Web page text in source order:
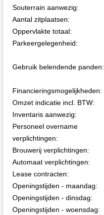
Souterrain aanwezig:
Aantal zitplaatsen:
Oppervlakte totaal:
Parkeergelegenheid:
Gebruik belendende panden:
Financieringsmogelijkheden:
Omzet indicatie incl. BTW:
Inventaris aanwezig:
Personeel overname
verplichtingen:
Brouwerij verplichtingen:
Automaat verplichtingen:
Lease contracten:
Openingstijden - maandag:
Openingstijden - dinsdag:
Openingstijden - woensdag: